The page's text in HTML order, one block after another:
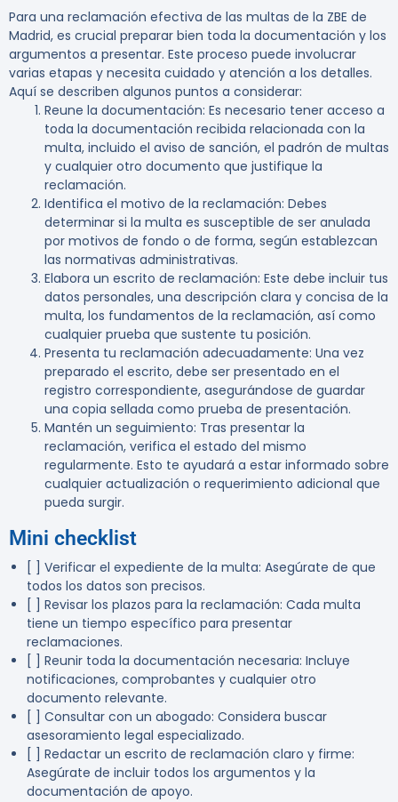
Para una reclamación efectiva de las multas de la ZBE de
Madrid, es crucial preparar bien toda la documentación y los
argumentos a presentar. Este proceso puede involucrar
varias etapas y necesita cuidado y atención a los detalles.
Aquí se describen algunos puntos a considerar:
Reune la documentación: Es necesario tener acceso a
toda la documentación recibida relacionada con la
multa, incluido el aviso de sanción, el padrón de multas
y cualquier otro documento que justifique la
reclamación.
Identifica el motivo de la reclamación: Debes
determinar si la multa es susceptible de ser anulada
por motivos de fondo o de forma, según establezcan
las normativas administrativas.
Elabora un escrito de reclamación: Este debe incluir tus
datos personales, una descripción clara y concisa de la
multa, los fundamentos de la reclamación, así como
cualquier prueba que sustente tu posición.
Presenta tu reclamación adecuadamente: Una vez
preparado el escrito, debe ser presentado en el
registro correspondiente, asegurándose de guardar
una copia sellada como prueba de presentación.
Mantén un seguimiento: Tras presentar la
reclamación, verifica el estado del mismo
regularmente. Esto te ayudará a estar informado sobre
cualquier actualización o requerimiento adicional que
pueda surgir.
Mini checklist
[ ] Verificar el expediente de la multa: Asegúrate de que
todos los datos son precisos.
[ ] Revisar los plazos para la reclamación: Cada multa
tiene un tiempo específico para presentar
reclamaciones.
[ ] Reunir toda la documentación necesaria: Incluye
notificaciones, comprobantes y cualquier otro
documento relevante.
[ ] Consultar con un abogado: Considera buscar
asesoramiento legal especializado.
[ ] Redactar un escrito de reclamación claro y firme:
Asegúrate de incluir todos los argumentos y la
documentación de apoyo.